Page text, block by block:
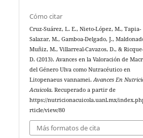
Cómo citar
Cruz-Suárez, L. E., Nieto-López, M., Tapia-
Salazar, M., Gamboa-Delgado, J.,
Muñiz, M., Villarreal-Cavazos, D., &
D. (2013). Avances en la Valoración de
del Género Ulva como Nutracéutico en
Litopenaeus vannamei.Avances En
Acuicola. Recuperado a partir de
https://nutricionacuicola.uanl.mx/
rticle/view/80
Más formatos de cita